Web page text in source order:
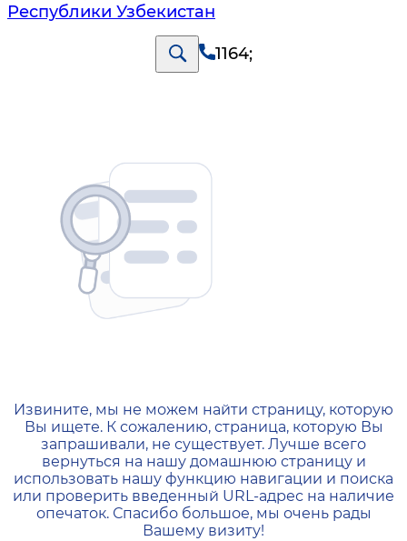
Республики Узбекистан
1164;
404 — Страница не
Извините, мы не можем найти страницу, которую
Вы ищете. К сожалению, страница, которую Вы
запрашивали, не существует. Лучше всего
вернуться на нашу домашнюю страницу и
использовать нашу функцию навигации и поиска
или проверить введенный URL-адрес на наличие
опечаток. Спасибо большое, мы очень рады
Вашему визиту!